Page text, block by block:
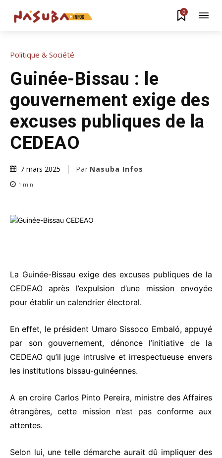
0
Politique & Société
Guinée-Bissau : le
gouvernement exige des
excuses publiques de la
CEDEAO
7 mars 2025 Par Nasuba Infos
1 min.
La Guinée-Bissau exige des excuses publiques de la
CEDEAO après l’expulsion d’une mission envoyée
pour établir un calendrier électoral.
En effet, le président Umaro Sissoco Embaló, appuyé
par son gouvernement, dénonce l’initiative de la
CEDEAO qu’il juge intrusive et irrespectueuse envers
les institutions bissau-guinéennes.
A en croire Carlos Pinto Pereira, ministre des Affaires
étrangères, cette mission n’est pas conforme aux
attentes.
Selon lui, une telle démarche aurait dû impliquer des